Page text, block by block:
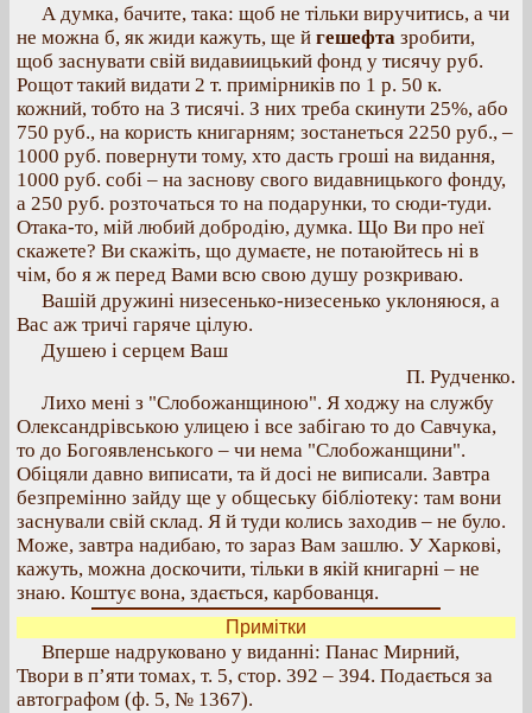
А думка, бачите, така: щоб не тільки виручитись, а чи
не можна б, як жиди кажуть, ще й гешефта зробити,
щоб заснувати свій видавиицький фонд у тисячу руб.
Рощот такий видати 2 т. примірників по 1 р. 50 к.
кожний, тобто на 3 тисячі. З них треба скинути 25%, або
750 руб., на користь книгарням; зостанеться 2250 руб., –
1000 руб. повернути тому, хто дасть гроші на видання,
1000 руб. собі – на заснову свого видавницького фонду,
а 250 руб. розточаться то на подарунки, то сюди-туди.
Отака-то, мій любий добродію, думка. Що Ви про неї
скажете? Ви скажіть, що думаєте, не потаюйтесь ні в
чім, бо я ж перед Вами всю свою душу розкриваю.
Вашій дружині низесенько-низесенько уклоняюся, а
Вас аж тричі гаряче цілую.
Душею і серцем Ваш
П. Рудченко.
Лихо мені з "Слобожанщиною". Я ходжу на службу
Олександрівською улицею і все забігаю то до Савчука,
то до Богоявленського – чи нема "Слобожанщини".
Обіцяли давно виписати, та й досі не виписали. Завтра
безпремінно зайду ще у общеську бібліотеку: там вони
заснували свій склад. Я й туди колись заходив – не було.
Може, завтра надибаю, то зараз Вам зашлю. У Харкові,
кажуть, можна доскочити, тільки в якій книгарні – не
знаю. Коштує вона, здається, карбованця.
Примітки
Вперше надруковано у виданні: Панас Мирний,
Твори в п’яти томах, т. 5, стор. 392 – 394. Подається за
автографом (ф. 5, № 1367).